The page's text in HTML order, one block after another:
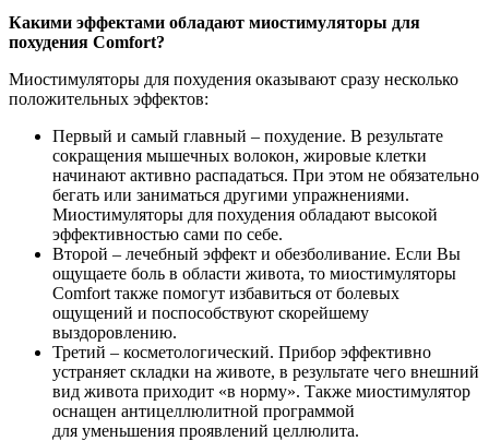
Какими эффектами обладают миостимуляторы для
похудения Comfort?
Миостимуляторы для похудения оказывают сразу несколько
положительных эффектов:
Первый и самый главный – похудение. В результате
сокращения мышечных волокон, жировые клетки
начинают активно распадаться. При этом не обязательно
бегать или заниматься другими упражнениями.
Миостимуляторы для похудения обладают высокой
эффективностью сами по себе.
Второй – лечебный эффект и обезболивание. Если Вы
ощущаете боль в области живота, то миостимуляторы
Comfort также помогут избавиться от болевых
ощущений и поспособствуют скорейшему
выздоровлению.
Третий – косметологический. Прибор эффективно
устраняет складки на животе, в результате чего внешний
вид живота приходит «в норму». Также миостимулятор
оснащен антицеллюлитной программой
для уменьшения проявлений целлюлита.